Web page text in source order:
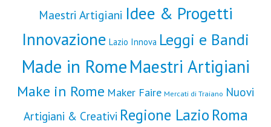
Maestri Artigiani Idee & Progetti
Innovazione Lazio Innova Leggi e Bandi
Made in RomeMaestri Artigiani
Make in Rome Maker Faire Mercati di Traiano Nuovi
Artigiani & Creativi Regione Lazio Roma